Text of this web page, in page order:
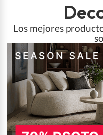
Los mejores